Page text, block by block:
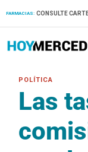
FARMACIAS: CONSULTE
Las